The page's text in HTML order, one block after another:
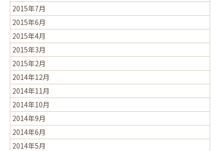
2015年7月
2015年6月
2015年4月
2015年3月
2015年2月
2014年12月
2014年11月
2014年10月
2014年9月
2014年6月
2014年5月